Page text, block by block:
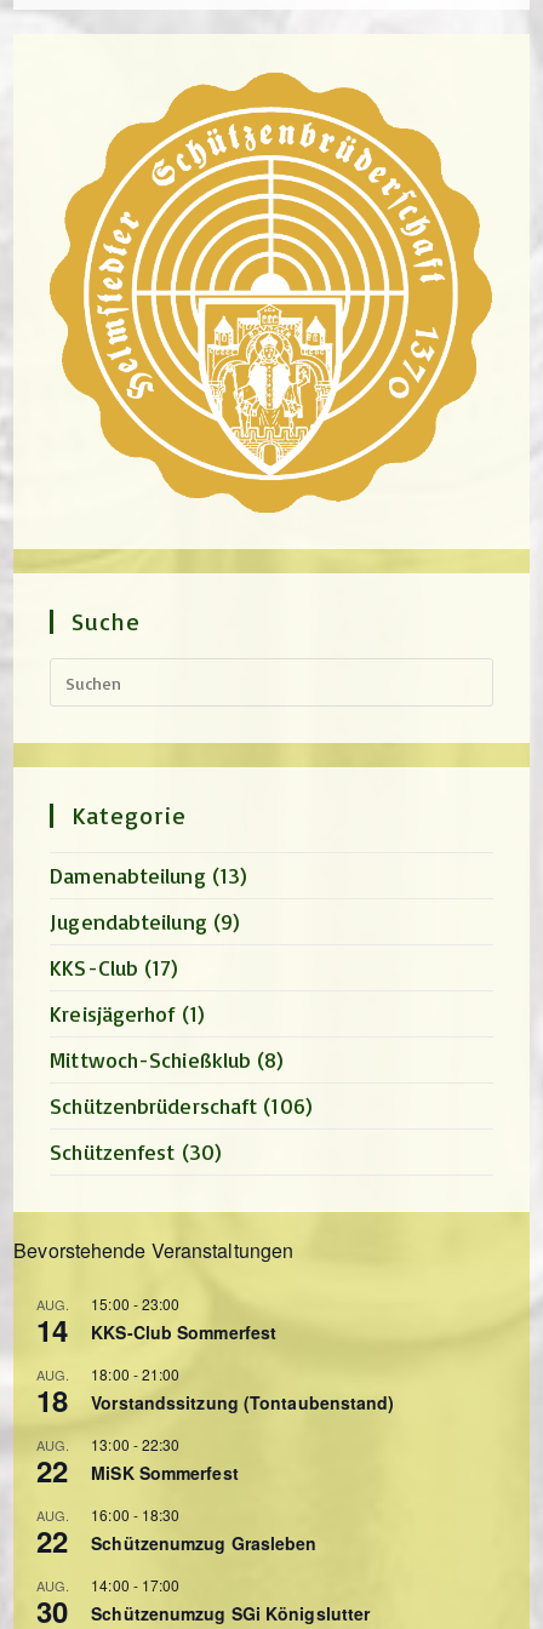
Suche
Kategorie
Damenabteilung (13)
Jugendabteilung (9)
KKS-Club (17)
Kreisjägerhof (1)
Mittwoch-Schießklub (8)
Schützenbrüderschaft (106)
Schützenfest (30)
Bevorstehende Veranstaltungen
AUG.
14
15:00 -23:00
KKS-Club Sommerfest
AUG.
18
18:00 -21:00
Vorstandssitzung (Tontaubenstand)
AUG.
22
13:00 -22:30
MiSK Sommerfest
AUG.
22
16:00 - 18:30
Schützenumzug Grasleben
AUG.
30
14:00 - 17:00
Schützenumzug SGi Königslutter